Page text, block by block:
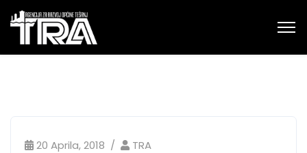
20 Aprila, 2018 TRA